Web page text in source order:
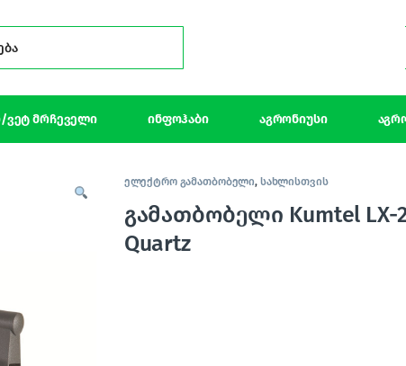
ვეტ მრჩეველი ინფოჰაბი აგრონიუსი
ელექტრო გამათბობელი, სახლისთვის
გამათბობელი Kumtel LX-
Quartz